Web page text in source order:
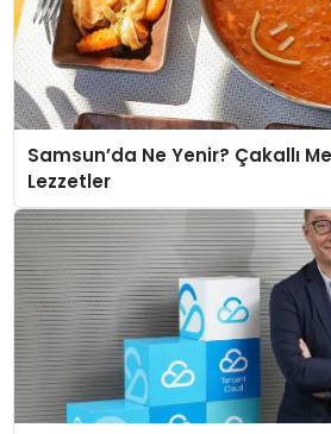
Samsun’da Ne Yenir? Çakallı
Lezzetler